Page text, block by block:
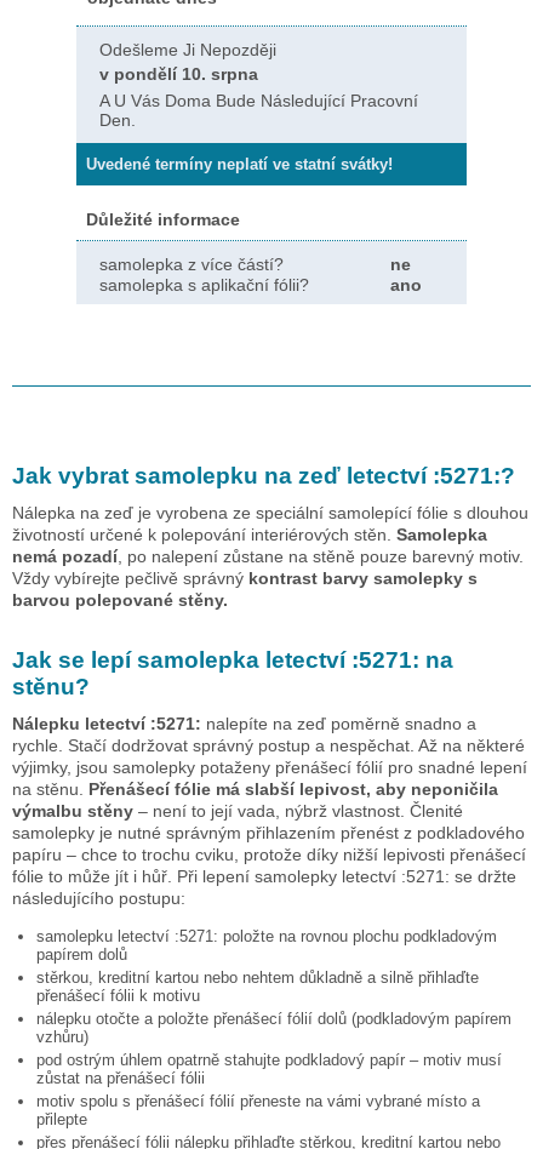
Odešleme Ji Nepozději
v pondělí 10. srpna
A U Vás Doma Bude Následující Pracovní
Den.
Uvedené termíny neplatí ve statní svátky!
Důležité informace
samolepka z více částí?
ne
samolepka s aplikační fólii?
ano
Jak vybrat samolepku na zeď letectví :5271:?
Nálepka na zeď je vyrobena ze speciální samolepící fólie s dlouhou
životností určené k polepování interiérových stěn. Samolepka
nemá pozadí, po nalepení zůstane na stěně pouze barevný motiv.
Vždy vybírejte pečlivě správný kontrast barvy samolepky s
barvou polepované stěny.
Jak se lepí samolepka letectví :5271: na
stěnu?
Nálepku letectví :5271: nalepíte na zeď poměrně snadno a
rychle. Stačí dodržovat správný postup a nespěchat. Až na některé
výjimky, jsou samolepky potaženy přenášecí fólií pro snadné lepení
na stěnu. Přenášecí fólie má slabší lepivost, aby neponičila
výmalbu stěny – není to její vada, nýbrž vlastnost. Členité
samolepky je nutné správným přihlazením přenést z podkladového
papíru – chce to trochu cviku, protože díky nižší lepivosti přenášecí
fólie to může jít i hůř. Při lepení samolepky letectví :5271: se držte
následujícího postupu:
samolepku letectví :5271: položte na rovnou plochu podkladovým
papírem dolů
stěrkou, kreditní kartou nebo nehtem důkladně a silně přihlaďte
přenášecí fólii k motivu
nálepku otočte a položte přenášecí fólií dolů (podkladovým papírem
vzhůru)
pod ostrým úhlem opatrně stahujte podkladový papír – motiv musí
zůstat na přenášecí fólii
motiv spolu s přenášecí fólií přeneste na vámi vybrané místo a
přilepte
přes přenášecí fólii nálepku přihlaďte stěrkou, kreditní kartou nebo